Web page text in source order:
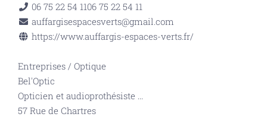
06 75 22 54 1106 75 22 54 11
auffargisespacesverts@gmail.com
https://www.auffargis-espaces-verts.fr/
Entreprises / Optique
Bel'Optic
Opticien et audioprothésiste ...
57 Rue de Chartres